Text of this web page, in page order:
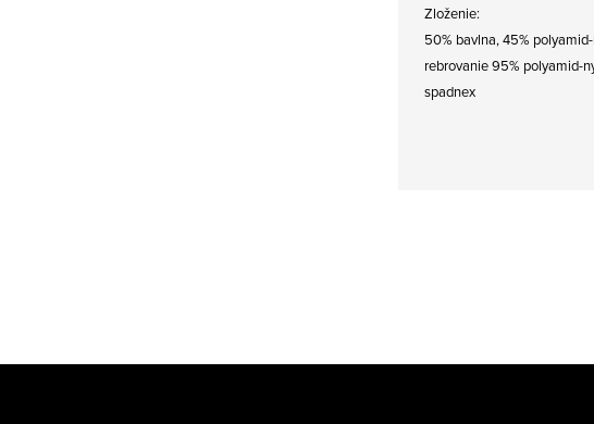
Zloženie:
50% bavlna, 45%
rebrovanie 95% polyamid-
spadnex